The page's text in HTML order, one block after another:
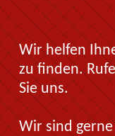
Wir helfen
zu finden.
Sie uns.
Wir sind